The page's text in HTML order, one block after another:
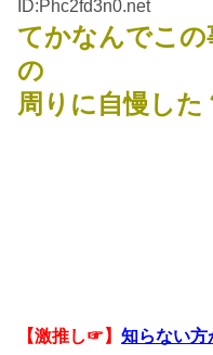
ID:Phc2fd3n0.net
てかなんでこの
の
周りに自慢した
【激推し☞】 知らない方